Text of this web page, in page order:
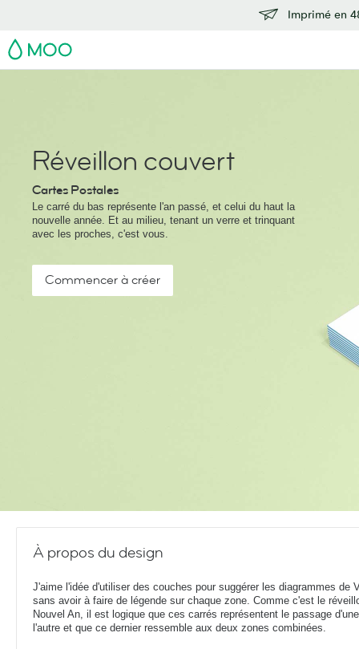
Imprimé en
MOO
Réveillon couvert
Cartes Postales
Le carré du bas représente l'an passé, et celui du haut la
nouvelle année. Et au milieu, tenant un verre et trinquant
avec les proches, c'est vous.
Commencer à créer
À propos du design
J'aime l'idée d'utiliser des couches pour suggérer les diagrammes de
sans avoir à faire de légende sur chaque zone. Comme c'est le
Nouvel An, il est logique que ces carrés représentent le passage
l'autre et que ce dernier ressemble aux deux zones combinées.